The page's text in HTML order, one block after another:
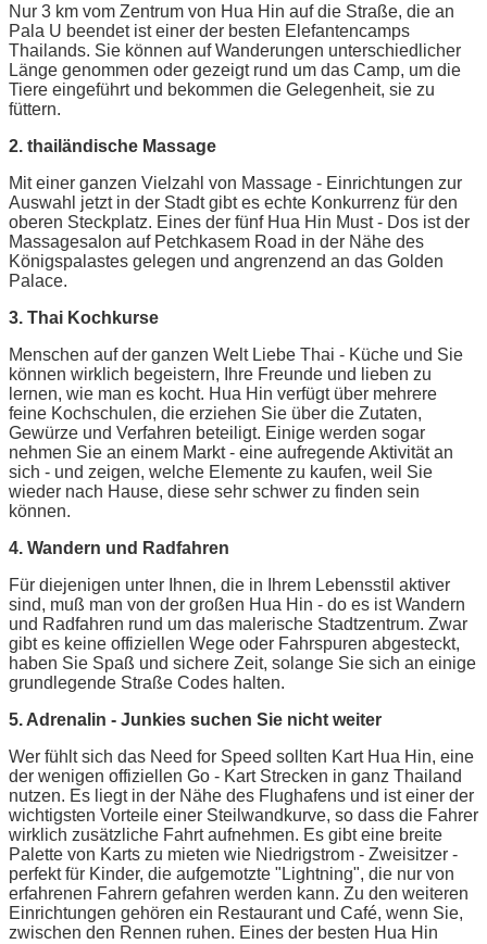
Nur 3 km vom Zentrum von Hua Hin auf die Straße, die an
Pala U beendet ist einer der besten Elefantencamps
Thailands. Sie können auf Wanderungen unterschiedlicher
Länge genommen oder gezeigt rund um das Camp, um die
Tiere eingeführt und bekommen die Gelegenheit, sie zu
füttern.
2. thailändische Massage
Mit einer ganzen Vielzahl von Massage - Einrichtungen zur
Auswahl jetzt in der Stadt gibt es echte Konkurrenz für den
oberen Steckplatz. Eines der fünf Hua Hin Must - Dos ist der
Massagesalon auf Petchkasem Road in der Nähe des
Königspalastes gelegen und angrenzend an das Golden
Palace.
3. Thai Kochkurse
Menschen auf der ganzen Welt Liebe Thai - Küche und Sie
können wirklich begeistern, Ihre Freunde und lieben zu
lernen, wie man es kocht. Hua Hin verfügt über mehrere
feine Kochschulen, die erziehen Sie über die Zutaten,
Gewürze und Verfahren beteiligt. Einige werden sogar
nehmen Sie an einem Markt - eine aufregende Aktivität an
sich - und zeigen, welche Elemente zu kaufen, weil Sie
wieder nach Hause, diese sehr schwer zu finden sein
können.
4. Wandern und Radfahren
Für diejenigen unter Ihnen, die in Ihrem Lebensstil aktiver
sind, muß man von der großen Hua Hin - do es ist Wandern
und Radfahren rund um das malerische Stadtzentrum. Zwar
gibt es keine offiziellen Wege oder Fahrspuren abgesteckt,
haben Sie Spaß und sichere Zeit, solange Sie sich an einige
grundlegende Straße Codes halten.
5. Adrenalin - Junkies suchen Sie nicht weiter
Wer fühlt sich das Need for Speed sollten Kart Hua Hin, eine
der wenigen offiziellen Go - Kart Strecken in ganz Thailand
nutzen. Es liegt in der Nähe des Flughafens und ist einer der
wichtigsten Vorteile einer Steilwandkurve, so dass die Fahrer
wirklich zusätzliche Fahrt aufnehmen. Es gibt eine breite
Palette von Karts zu mieten wie Niedrigstrom - Zweisitzer -
perfekt für Kinder, die aufgemotzte "Lightning", die nur von
erfahrenen Fahrern gefahren werden kann. Zu den weiteren
Einrichtungen gehören ein Restaurant und Café, wenn Sie,
zwischen den Rennen ruhen. Eines der besten Hua Hin